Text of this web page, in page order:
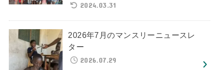
2024.03.31
2026年7月のマンスリーニュースレ
ター
2026.07.29